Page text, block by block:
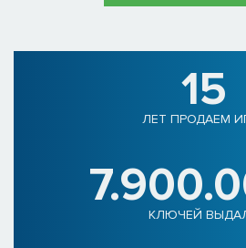
15
ЛЕТ ПРОДАЕМ
КЛЮЧЕЙ